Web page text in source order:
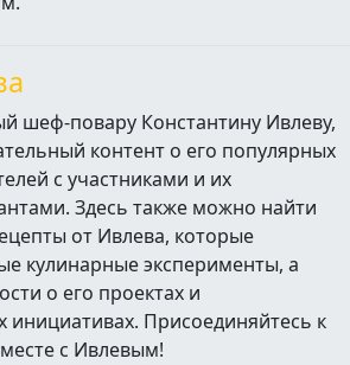
шеф-повару Константину Ивлеву,
контент о его популярных
с участниками и их
Здесь также можно найти
от Ивлева, которые
кулинарные эксперименты, а
о его проектах и
инициативах. Присоединяйтесь к
с Ивлевым!